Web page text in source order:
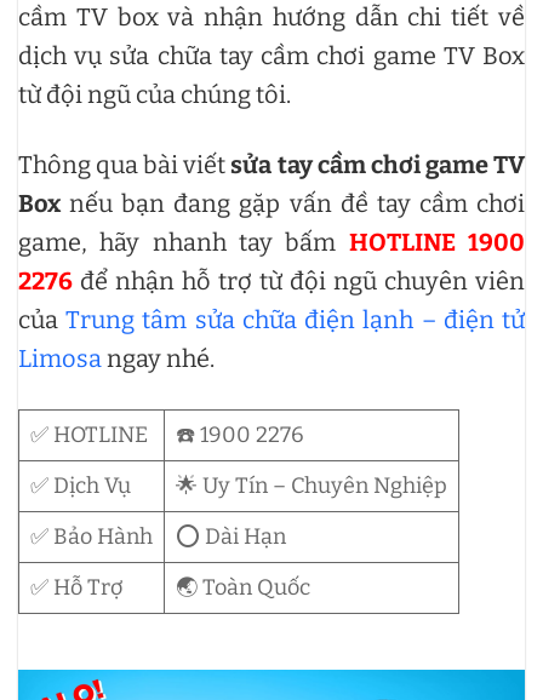
cầm TV box và nhận hướng dẫn chi tiết về
dịch vụ sửa chữa tay cầm chơi game TV Box
từ đội ngũ của chúng tôi.
Thông qua bài viếtsửa tay cầm chơi game TV
Boxnếu bạn đang gặp vấn đề tay cầm chơi
game, hãy nhanh tay bấm HOTLINE 1900
2276 để nhận hỗ trợ từ đội ngũ chuyên viên
củaTrung tâm sửa chữa điện lạnh – điện tử
Limosa ngay nhé.
✅ HOTLINE
☎️ 1900 2276
✅ Dịch Vụ
🌟 Uy Tín – Chuyên Nghiệp
✅ Bảo Hành
⭕ Dài Hạn
✅ Hỗ Trợ
🌏 Toàn Quốc